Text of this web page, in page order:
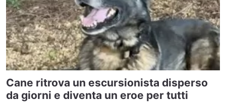
Cane ritrova un escursionista disperso
da giorni e diventa un eroe per tutti